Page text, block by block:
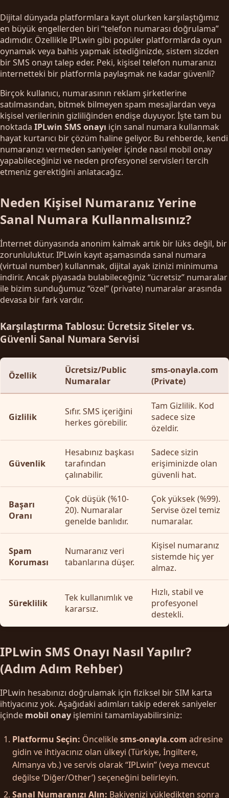
Dijital dünyada platformlara kayıt olurken karşılaştığımız
en büyük engellerden biri “telefon numarası doğrulama”
adımıdır. Özellikle IPLwin gibi popüler platformlarda oyun
oynamak veya bahis yapmak istediğinizde, sistem sizden
bir SMS onayı talep eder. Peki, kişisel telefon numaranızı
internetteki bir platformla paylaşmak ne kadar güvenli?
Birçok kullanıcı, numarasının reklam şirketlerine
satılmasından, bitmek bilmeyen spam mesajlardan veya
kişisel verilerinin gizliliğinden endişe duyuyor. İşte tam bu
noktada IPLwin SMS onayı için sanal numara kullanmak
hayat kurtarıcı bir çözüm haline geliyor. Bu rehberde, kendi
numaranızı vermeden saniyeler içinde nasıl mobil onay
yapabileceğinizi ve neden profesyonel servisleri tercih
etmeniz gerektiğini anlatacağız.
Neden Kişisel Numaranız Yerine
Sanal Numara Kullanmalısınız?
İnternet dünyasında anonim kalmak artık bir lüks değil, bir
zorunluluktur. IPLwin kayıt aşamasında sanal numara
(virtual number) kullanmak, dijital ayak izinizi minimuma
indirir. Ancak piyasada bulabileceğiniz “ücretsiz” numaralar
ile bizim sunduğumuz “özel” (private) numaralar arasında
devasa bir fark vardır.
Karşılaştırma Tablosu: Ücretsiz Siteler vs.
Güvenli Sanal Numara Servisi
Özellik
Ücretsiz/Public
Numaralar
sms-onayla.com
(Private)
Gizlilik
Sıfır. SMS içeriğini
herkes görebilir.
Tam Gizlilik. Kod
sadece size
özeldir.
Güvenlik
Hesabınız başkası
tarafından
çalınabilir.
Sadece sizin
erişiminizde olan
güvenli hat.
Başarı
Oranı
Çok düşük (%10-
20). Numaralar
genelde banlıdır.
Çok yüksek (%99).
Servise özel temiz
numaralar.
Spam
Koruması
Numaranız veri
tabanlarına düşer.
Kişisel numaranız
sistemde hiç yer
almaz.
Süreklilik
Tek kullanımlık ve
kararsız.
Hızlı, stabil ve
profesyonel
destekli.
IPLwin SMS Onayı Nasıl Yapılır?
(Adım Adım Rehber)
IPLwin hesabınızı doğrulamak için fiziksel bir SIM karta
ihtiyacınız yok. Aşağıdaki adımları takip ederek saniyeler
içinde mobil onay işlemini tamamlayabilirsiniz:
Platformu Seçin: Önceliklesms-onayla.com adresine
gidin ve ihtiyacınız olan ülkeyi (Türkiye, İngiltere,
Almanya vb.) ve servis olarak “IPLwin” (veya mevcut
değilse ‘Diğer/Other’) seçeneğini belirleyin.
Sanal Numaranızı Alın: Bakiyenizi yükledikten sonra